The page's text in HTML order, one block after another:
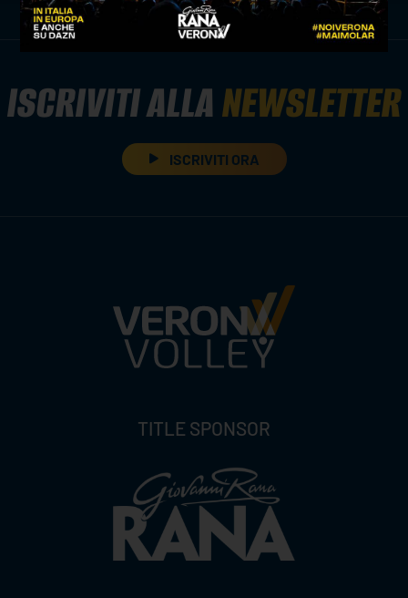
ISCRIVITI ALLANEWSLETTER
ISCRIVITI ORA
TITLE SPONSOR